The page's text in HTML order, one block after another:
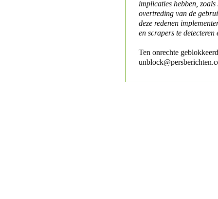
implicaties hebben,
overtreding van de
deze redenen
en scrapers te detecteren
Ten onrechte